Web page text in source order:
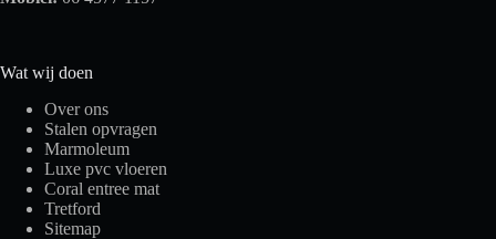
Wat wij doen
Over ons
Stalen opvragen
Marmoleum
Luxe pvc vloeren
Coral entree mat
Tretford
Sitemap